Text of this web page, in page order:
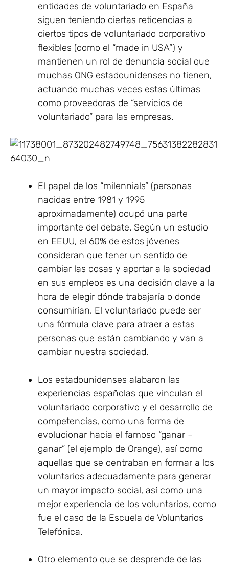
entidades de voluntariado en España
siguen teniendo ciertas reticencias a
ciertos tipos de voluntariado corporativo
flexibles (como el “made in USA”) y
mantienen un rol de denuncia social que
muchas ONG estadounidenses no tienen,
actuando muchas veces estas últimas
como proveedoras de “servicios de
voluntariado” para las empresas.
El papel de los “milennials” (personas
nacidas entre 1981 y 1995
aproximadamente) ocupó una parte
importante del debate. Según un estudio
en EEUU, el 60% de estos jóvenes
consideran que tener un sentido de
cambiar las cosas y aportar a la sociedad
en sus empleos es una decisión clave a la
hora de elegir dónde trabajaría o donde
consumirían. El voluntariado puede ser
una fórmula clave para atraer a estas
personas que están cambiando y van a
cambiar nuestra sociedad.
Los estadounidenses alabaron las
experiencias españolas que vinculan el
voluntariado corporativo y el desarrollo de
competencias, como una forma de
evolucionar hacia el famoso “ganar –
ganar” (el ejemplo de Orange), así como
aquellas que se centraban en formar a los
voluntarios adecuadamente para generar
un mayor impacto social, así como una
mejor experiencia de los voluntarios, como
fue el caso de la Escuela de Voluntarios
Telefónica.
Otro elemento que se desprende de las